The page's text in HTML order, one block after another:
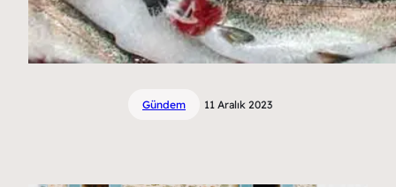
Gündem 11 Aralık 2023